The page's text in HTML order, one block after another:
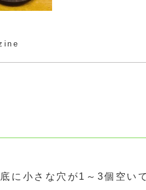
に小さな穴が1～3個空い